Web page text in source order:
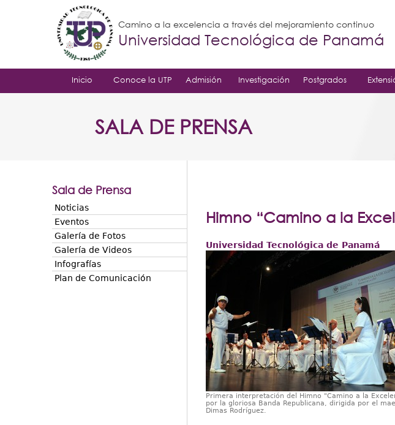
Camino a la excelencia a través del mejoramiento continuo
Universidad Tecnológica de Panamá
Inicio Conoce la UTP Admisión Investigación Postgrados
SALA DE PRENSA
Himno “Camino a la
Universidad Tecnológica de Panamá
Primera interpretación del Himno "Camino a la
por la gloriosa Banda Republicana, dirigida por el
Dimas Rodríguez.
Sala de Prensa
Noticias
Eventos
Galería de Fotos
Galería de Videos
Infografías
Plan de Comunicación